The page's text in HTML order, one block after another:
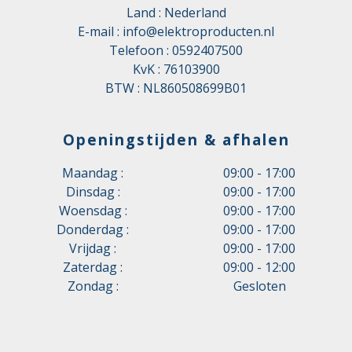
Land : Nederland
E-mail : info@elektroproducten.nl
Telefoon : 0592407500
KvK : 76103900
BTW : NL860508699B01
Openingstijden & afhalen
Maandag :
09:00 - 17:00
Dinsdag :
09:00 - 17:00
Woensdag :
09:00 - 17:00
Donderdag :
09:00 - 17:00
Vrijdag :
09:00 - 17:00
Zaterdag :
09:00 - 12:00
Zondag :
Gesloten